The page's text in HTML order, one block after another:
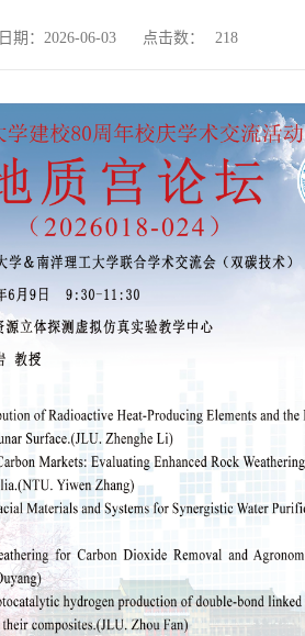
日期：2026-06-03 点击数： 218